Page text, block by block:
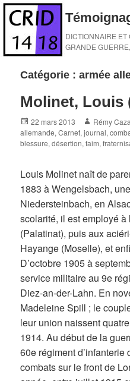
Skip
content
DICTIONNAIRE
GRANDE
Catégorie :armée
Molinet, Louis
Posted
on
22 mars 2013 Author
Rémy
allemande,Carnet, journal,
blessure,désertion,faim,
Louis Molinet naît de
1883 à Wengelsbach,
Niedersteinbach, en
scolarité, il est employé
(Palatinat), puis aux
Hayange (Moselle), et
D’octobre 1905 à
service militaire au 9e
Diez-an-der-Lahn. En
Madeleine Spill ; le
leur union naissent
1914. Au début de la
60e régiment
combats sur le front de